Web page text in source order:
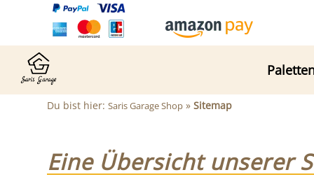
Du bist hier: Saris Garage Shop » Sitemap
Eine Übersicht unserer